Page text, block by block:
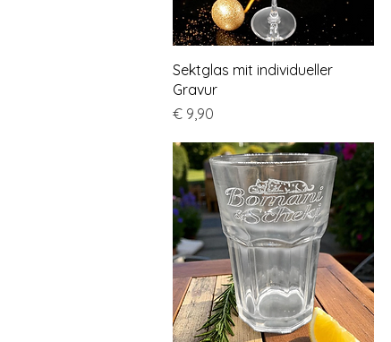
Schnellansicht
Sektglas mit individueller
Gravur
Preis
€ 9,90